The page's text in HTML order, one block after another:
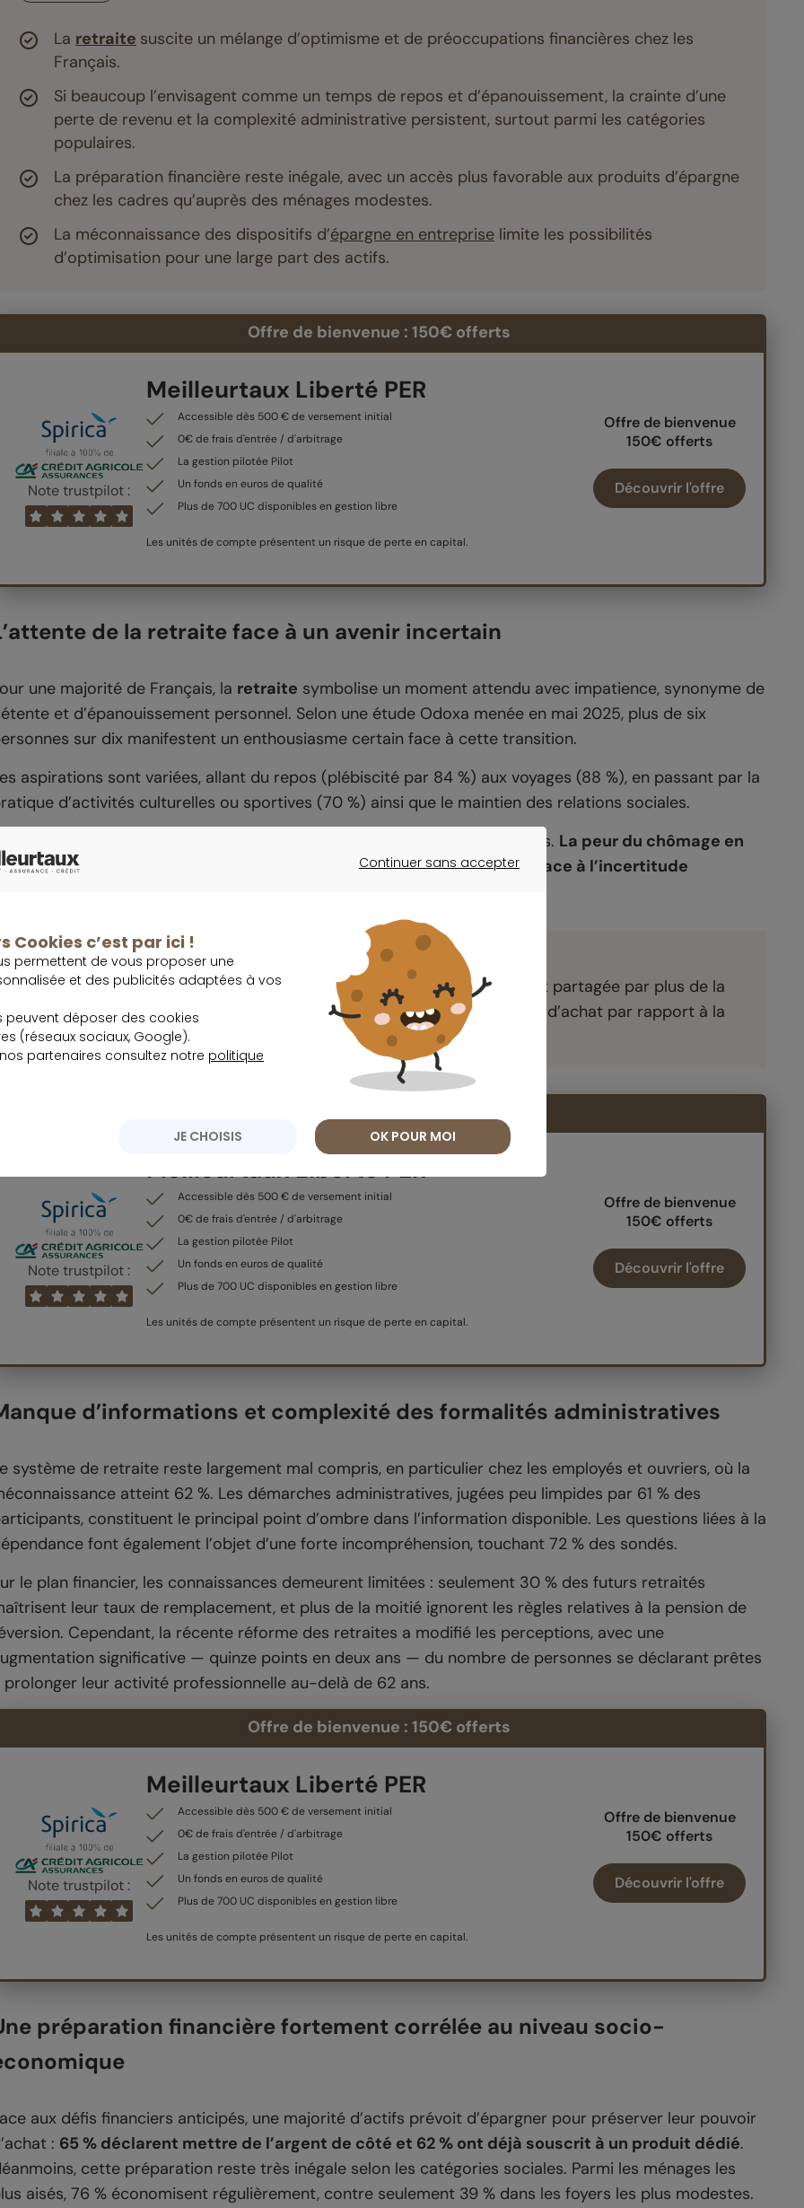
La retraite suscite un mélange d’optimisme et de préoccupations financières chez les
Français.
Si beaucoup l’envisagent comme un temps de repos et d’épanouissement, la crainte d’une
perte de revenu et la complexité administrative persistent, surtout parmi les catégories
populaires.
La préparation financière reste inégale, avec un accès plus favorable aux produits d’épargne
chez les cadres qu’auprès des ménages modestes.
La méconnaissance des dispositifs d’épargne en entreprise limite les possibilités
d’optimisation pour une large part des actifs.
Offre de bienvenue : 150€ offerts
Note trustpilot :
Meilleurtaux Liberté PER
Accessible dès 500 € de versement initial
0€ de frais d'entrée / d'arbitrage
La gestion pilotée Pilot
Un fonds en euros de qualité
Plus de 700 UC disponibles en gestion libre
Les unités de compte présentent un risque de perte en capital.
Offre de bienvenue
150€ offerts
Découvrir l'offre
de la retraite face à un avenir incertain
une majorité de Français, la retraite symbolise un moment attendu avec impatience, synonyme de
et d’épanouissement personnel. Selon une étude Odoxa menée en mai 2025, plus de six
sur dix manifestent un enthousiasme certain face à cette transition.
aspirations sont variées, allant du repos (plébiscité par 84 %) aux voyages (88 %), en passant par la
d’activités culturelles ou sportives (70 %) ainsi que le maintien des relations sociales.
Toutefois, cette image positive coexiste avec des préoccupations majeures. La peur du chômage en
de carrière concerne 57 % des actifs, traduisant une vulnérabilité face à l’incertitude
Important
Par ailleurs, la crainte d’une dégradation du niveau de vie à la retraite est partagée par plus de la
moitié des futurs retraités, qui anticipent une diminution de leur pouvoir d’achat par rapport à la
génération précédente.
Note trustpilot :
Meilleurtaux Liberté PER
Accessible dès 500 € de versement initial
0€ de frais d'entrée / d'arbitrage
La gestion pilotée Pilot
Un fonds en euros de qualité
Plus de 700 UC disponibles en gestion libre
Les unités de compte présentent un risque de perte en capital.
Offre de bienvenue
150€ offerts
Découvrir l'offre
d’informations et complexité des formalités administratives
système de retraite reste largement mal compris, en particulier chez les employés et ouvriers, où la
atteint 62 %. Les démarches administratives, jugées peu limpides par 61 % des
constituent le principal point d’ombre dans l’information disponible. Les questions liées à la
font également l’objet d’une forte incompréhension, touchant 72 % des sondés.
le plan financier, les connaissances demeurent limitées : seulement 30 % des futurs retraités
leur taux de remplacement, et plus de la moitié ignorent les règles relatives à la pension de
Cependant, la récente réforme des retraites a modifié les perceptions, avec une
significative — quinze points en deux ans — du nombre de personnes se déclarant prêtes
prolonger leur activité professionnelle au-delà de 62 ans.
Offre de bienvenue : 150€ offerts
Note trustpilot :
Meilleurtaux Liberté PER
Accessible dès 500 € de versement initial
0€ de frais d'entrée / d'arbitrage
La gestion pilotée Pilot
Un fonds en euros de qualité
Plus de 700 UC disponibles en gestion libre
Les unités de compte présentent un risque de perte en capital.
Offre de bienvenue
150€ offerts
Découvrir l'offre
préparation financière fortement corrélée au niveau socio-
aux défis financiers anticipés, une majorité d’actifs prévoit d’épargner pour préserver leur pouvoir
: 65 % déclarent mettre de l’argent de côté et 62 % ont déjà souscrit à un produit dédié.
cette préparation reste très inégale selon les catégories sociales. Parmi les ménages les
aisés, 76 % économisent régulièrement, contre seulement 39 % dans les foyers les plus modestes.
Continuer sans accepter
Cookies c’est par ici !
permettent de vous proposer une
et des publicités adaptées à vos
peuvent déposer des cookies
(réseaux sociaux, Google).
partenaires consultez notre politique
JE CHOISIS OK POUR MOI